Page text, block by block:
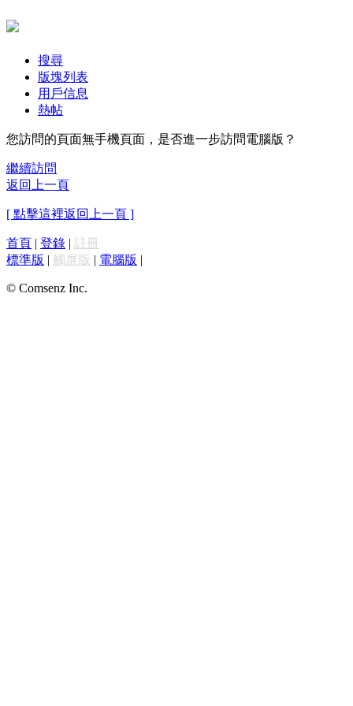
搜尋
版塊列表
用戶信息
熱帖
您訪問的頁面無手機頁面，是否進一步訪問電腦版？
繼續訪問
返回上一頁
[ 點擊這裡返回上一頁 ]
首頁 | 登錄 | 註冊
標準版 | 觸屏版 | 電腦版 |
© Comsenz Inc.